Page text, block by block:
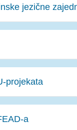
jezične
projekata
a